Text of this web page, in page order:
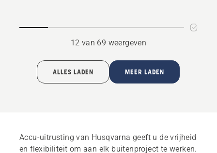
12 van 69 weergeven
ALLES LADEN MEER LADEN
Accu-uitrusting van Husqvarna geeft u de vrijheid
en flexibiliteit om aan elk buitenproject te werken.